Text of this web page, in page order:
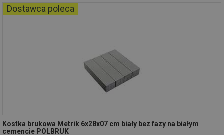
Dostawca poleca
Kostka brukowa Metrik 6x28x07 cm biały bez fazy na białym
cemencie POLBRUK